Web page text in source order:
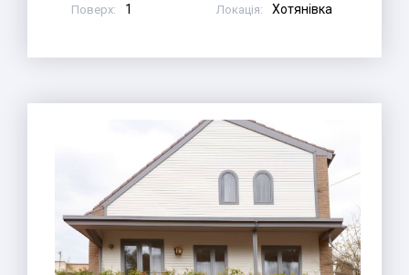
Поверх: 1 Локація: Хотянівка